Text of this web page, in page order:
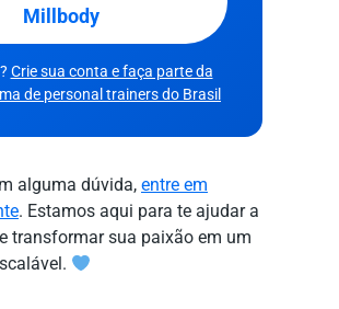
Millbody
Crie sua conta e faça parte da
de personal trainers do Brasil
alguma dúvida, entre em
. Estamos aqui para te ajudar a
transformar sua paixão em um